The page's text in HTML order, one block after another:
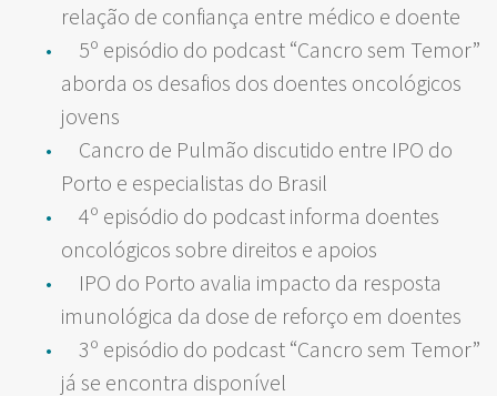
relação de confiança entre médico e doente
5º episódio do podcast “Cancro sem Temor”
aborda os desafios dos doentes oncológicos
jovens
Cancro de Pulmão discutido entre IPO do
Porto e especialistas do Brasil
4º episódio do podcast informa doentes
oncológicos sobre direitos e apoios
IPO do Porto avalia impacto da resposta
imunológica da dose de reforço em doentes
3º episódio do podcast “Cancro sem Temor”
já se encontra disponível